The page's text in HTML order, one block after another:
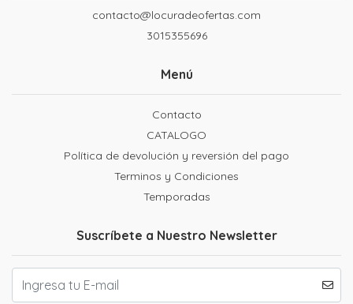
contacto@locuradeofertas.com
3015355696
Menú
Contacto
CATALOGO
Política de devolución y reversión del pago
Terminos y Condiciones
Temporadas
Suscríbete a Nuestro Newsletter